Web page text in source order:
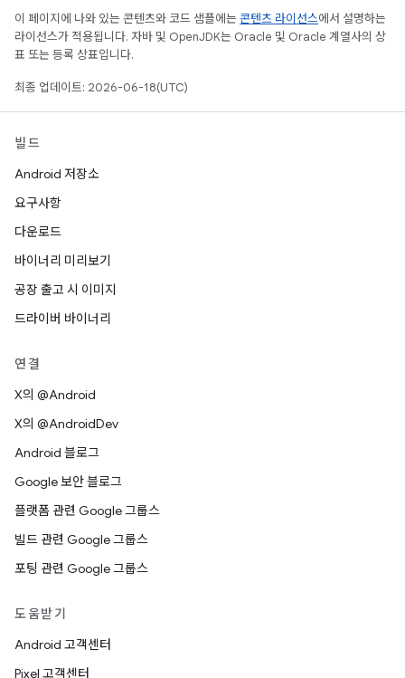
이 페이지에 나와 있는 콘텐츠와 코드 샘플에는 콘텐츠 라이선스에서 설명하는
라이선스가 적용됩니다. 자바 및 OpenJDK는 Oracle 및 Oracle 계열사의 상
표 또는 등록 상표입니다.
최종 업데이트: 2026-06-18(UTC)
빌드
Android 저장소
요구사항
다운로드
바이너리 미리보기
공장 출고 시 이미지
드라이버 바이너리
연결
X의 @Android
X의 @AndroidDev
Android 블로그
Google 보안 블로그
플랫폼 관련 Google 그룹스
빌드 관련 Google 그룹스
포팅 관련 Google 그룹스
도움받기
Android 고객센터
Pixel 고객센터